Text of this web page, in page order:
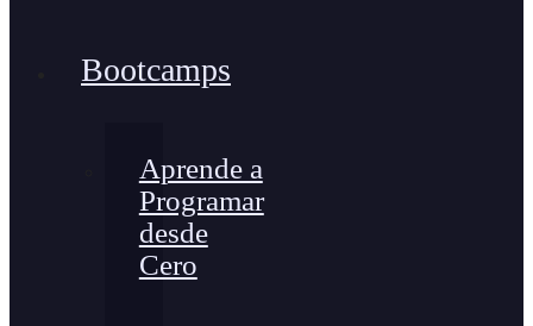
Bootcamps
Aprende a
Programar
desde
Cero